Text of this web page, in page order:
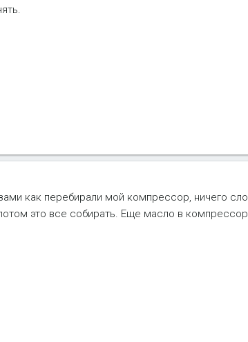
как перебирали мой компрессор, ничего
это все собирать. Еще масло в